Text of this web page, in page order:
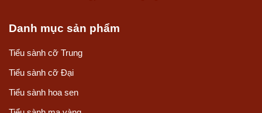
Danh mục sản phẩm
Tiểu sành cỡ Trung
Tiểu sành cỡ Đại
Tiểu sành hoa sen